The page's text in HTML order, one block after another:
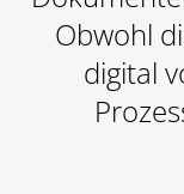
Obwohl
digital